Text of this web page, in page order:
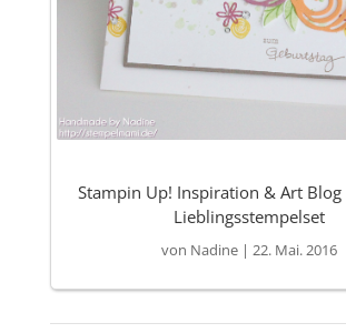
Stampin Up! Inspiration & Art Blog
Lieblingsstempelset
von Nadine| 22. Mai. 2016